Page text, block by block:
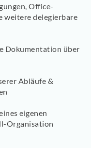
, Office-
weitere delegierbare
Dokumentation über
Abläufe &
eigenen
Organisation